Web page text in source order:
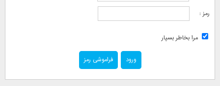
رمز :
مرا بخاطر بسپار
فراموشی رمز